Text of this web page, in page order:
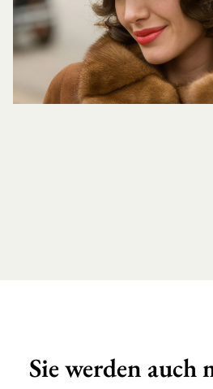
Sie werden auch